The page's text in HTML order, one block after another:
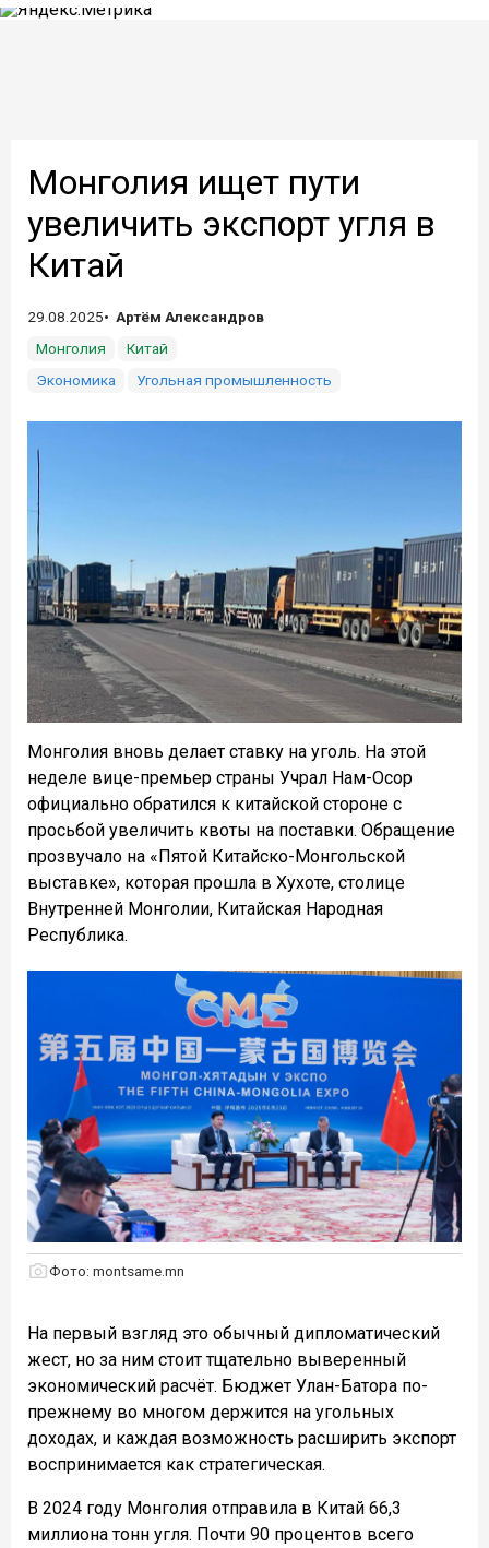
Монголия ищет пути
увеличить экспорт угля в
Китай
29.08.2025
Артём Александров
Монголия
Китай
Экономика
Угольная промышленность
Монголия вновь делает ставку на уголь. На этой
неделе вице-премьер страны Учрал Нам-Осор
официально обратился к китайской стороне с
просьбой увеличить квоты на поставки. Обращение
прозвучало на «Пятой Китайско-Монгольской
выставке», которая прошла в Хухоте, столице
Внутренней Монголии, Китайская Народная
Республика.
Фото: montsame.mn
На первый взгляд это обычный дипломатический
жест, но за ним стоит тщательно выверенный
экономический расчёт. Бюджет Улан-Батора по-
прежнему во многом держится на угольных
доходах, и каждая возможность расширить экспорт
воспринимается как стратегическая.
В 2024 году Монголия отправила в Китай 66,3
миллиона тонн угля. Почти 90 процентов всего